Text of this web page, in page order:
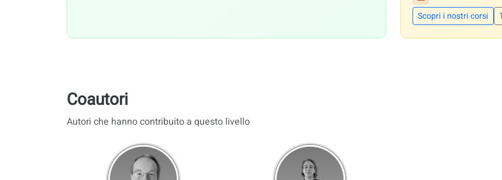
Scopri i nostri corsi
Coautori
Autori che hanno contribuito a questo livello